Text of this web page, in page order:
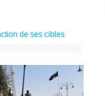
de ses cibles